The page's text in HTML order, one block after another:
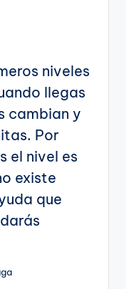
niveles
llegas
cambian y
Por
el nivel es
existe
que